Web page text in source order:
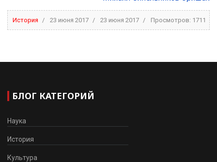
История 23 июня 2017 23 июня 2017 Просмотров: 1711
БЛОГ КАТЕГОРИЙ
Наука
История
Культура